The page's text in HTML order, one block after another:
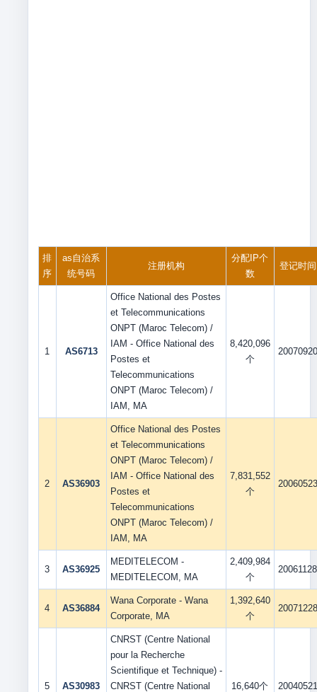
排
序
as自治系
统号码
注册机构
分配IP个
数
登记时间
1 AS6713
Office National des Postes
et Telecommunications
ONPT (Maroc Telecom) /
IAM - Office National des
Postes et
Telecommunications
ONPT (Maroc Telecom) /
IAM, MA
8,420,096
个
20070920
2 AS36903
Office National des Postes
et Telecommunications
ONPT (Maroc Telecom) /
IAM - Office National des
Postes et
Telecommunications
ONPT (Maroc Telecom) /
IAM, MA
7,831,552
个
20060523
3 AS36925
MEDITELECOM -
MEDITELECOM, MA
2,409,984
个
20061128
4 AS36884
Wana Corporate - Wana
Corporate, MA
1,392,640
个
20071228
5 AS30983
CNRST (Centre National
pour la Recherche
Scientifique et Technique) -
CNRST (Centre National
16,640个 20040521